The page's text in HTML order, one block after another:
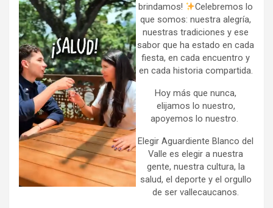
brindamos!
Celebremos lo
que somos: nuestra alegría,
nuestras tradiciones y ese
sabor que ha estado en cada
fiesta, en cada encuentro y
en cada historia compartida.
Hoy más que nunca,
elijamos lo nuestro,
apoyemos lo nuestro.
Elegir Aguardiente Blanco del
Valle es elegir a nuestra
gente, nuestra cultura, la
salud, el deporte y el orgullo
de ser vallecaucanos.